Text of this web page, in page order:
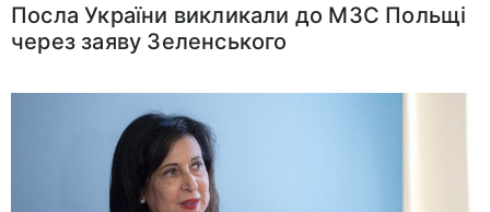
Посла України викликали до МЗС Польщі
через заяву Зеленського